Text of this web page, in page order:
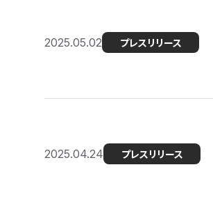
2025.05.02 プレスリリース
2025.04.24 プレスリリース